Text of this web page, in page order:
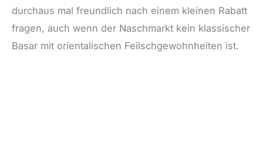
durchaus mal freundlich nach einem kleinen Rabatt
fragen, auch wenn der Naschmarkt kein klassischer
Basar mit orientalischen Feilschgewohnheiten ist.